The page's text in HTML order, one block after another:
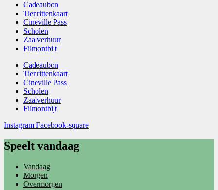
Cadeaubon
Tienrittenkaart
Cineville Pass
Scholen
Zaalverhuur
Filmontbijt
Cadeaubon
Tienrittenkaart
Cineville Pass
Scholen
Zaalverhuur
Filmontbijt
Instagram Facebook-square
Speelt vandaag
Vandaag
Morgen
Overmorgen